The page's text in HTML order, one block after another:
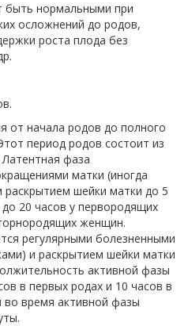
быть нормальными при
осложнений до родов,
роста плода без
от начала родов до полного
период родов состоит из
фаза
матки (иногда
шейки матки до 5
20 часов у первородящих
женщин.
регулярными болезненными
и раскрытием шейки матки
активной фазы
в первых родах и 10 часов в
во время активной фазы